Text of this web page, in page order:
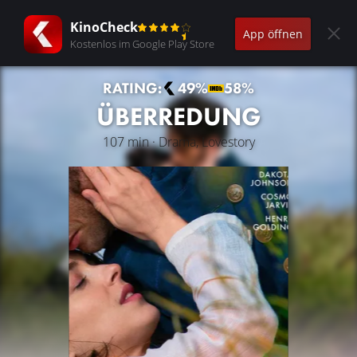
KinoCheck
Kostenlos im Google Play Store
App öffnen
RATING: 49% 58%
ÜBERREDUNG
107 min · Drama, Lovestory